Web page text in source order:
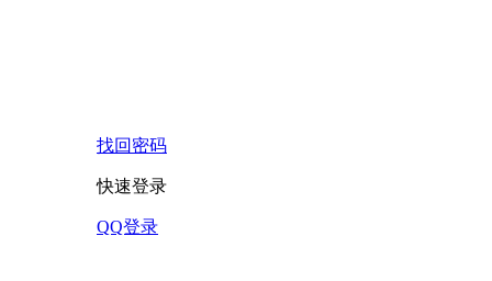
找回密码
快速登录
QQ登录